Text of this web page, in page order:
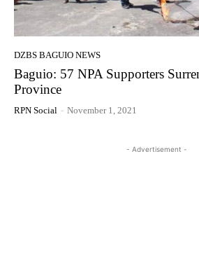
DZBS BAGUIO NEWS
Baguio: 57 NPA Supporters
Province
RPN Social - November 1, 2021
- Advertisement -